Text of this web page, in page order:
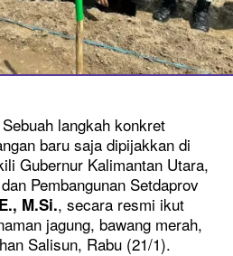
langkah konkret
baru saja dipijakkan di
Gubernur Kalimantan Utara,
Pembangunan Setdaprov
M.Si., secara resmi ikut
jagung, bawang merah,
Salisun, Rabu (21/1).